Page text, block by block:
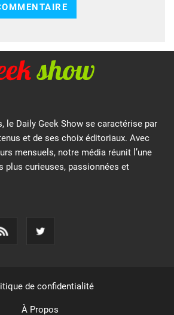
le Daily Geek Show se caractérise par
et de ses choix éditoriaux. Avec
mensuels, notre média réunit l’une
plus curieuses, passionnées et
de confidentialité
À Propos